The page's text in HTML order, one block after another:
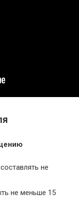
не
не меньше 15